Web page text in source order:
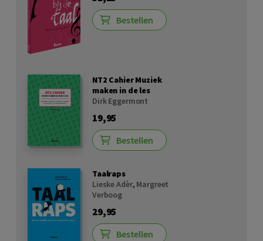
Bestellen
NT2 Cahier Muziek
maken in de les
Dirk Eggermont
19,95
Bestellen
Taalraps
Lieske Adèr, Margreet
Verboog
29,95
Bestellen